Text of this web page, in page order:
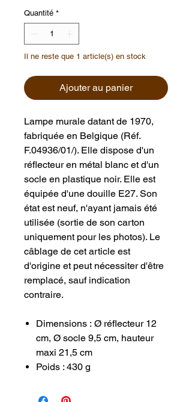
Quantité *
Il ne reste que 1 article(s) en stock
Ajouter au panier
Lampe murale datant de 1970,
fabriquée en Belgique (Réf.
F.04936/01/). Elle dispose d'un
réflecteur en métal blanc et d'un
socle en plastique noir. Elle est
équipée d'une douille E27. Son
état est neuf, n'ayant jamais été
utilisée (sortie de son carton
uniquement pour les photos). Le
câblage de cet article est
d'origine et peut nécessiter d'être
remplacé, sauf indication
contraire.
Dimensions : Ø réflecteur 12
cm, Ø socle 9,5 cm, hauteur
maxi 21,5 cm
Poids : 430 g